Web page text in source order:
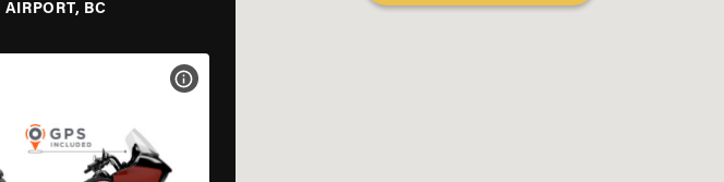
BC
DE LA MOTO VER ESPECIFICACIONES DE LA MOTO